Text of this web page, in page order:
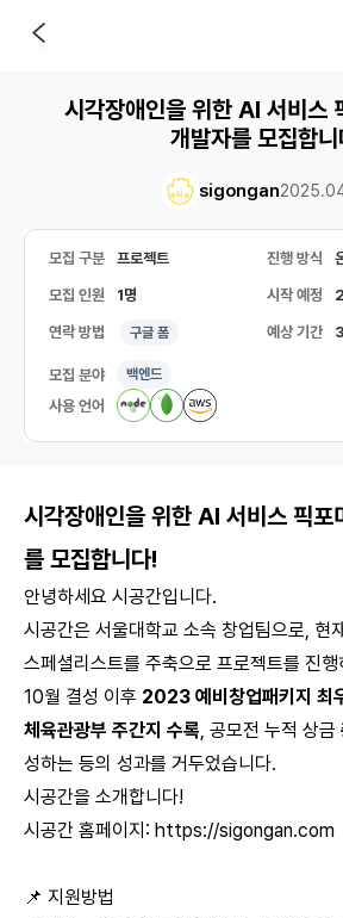
시각장애인을 위한 AI 서비스
개발자를 모집합니
sigongan
모집 구분 프로젝트 진행 방식
모집 인원 1명 시작 예정
연락 방법 구글 폼 예상 기간
모집 분야 백엔드
사용 언어
시각장애인을 위한 AI 서비스 픽포
를 모집합니다!
안녕하세요 시공간입니다.
시공간은 서울대학교 소속 창업팀으로, 현
스페셜리스트를 주축으로 프로젝트를 진
10월 결성 이후 2023 예비창업패키지 최
체육관광부 주간지 수록, 공모전 누적 상금
성하는 등의 성과를 거두었습니다.
시공간을 소개합니다!
시공간 홈페이지: https://sigongan.com
📌 지원방법